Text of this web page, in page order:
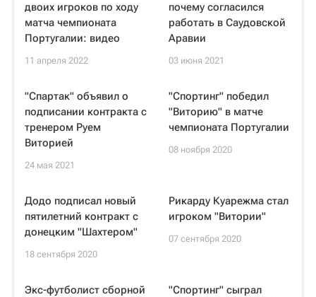
двоих игроков по ходу
матча чемпионата
Португалии: видео
11 апреля 2022
почему согласился
работать в Саудовской
Аравии
03 июня 2021
"Спартак" объявил о
подписании контракта с
тренером Руем
Виторией
24 мая 2021
"Спортинг" победил
"Виторию" в матче
чемпионата Португалии
08 ноября 2020
Додо подписал новый
пятилетний контракт с
донецким "Шахтером"
18 сентября 2020
Рикарду Куарежма стал
игроком "Витории"
07 сентября 2020
Экс-футболист сборной
"Спортинг" сыграл